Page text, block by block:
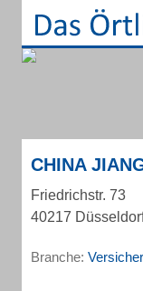
CHINA
Friedrichstr. 73
40217
Branche: